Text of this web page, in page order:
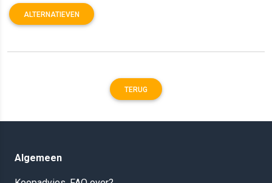
ALTERNATIEVEN
TERUG
Algemeen